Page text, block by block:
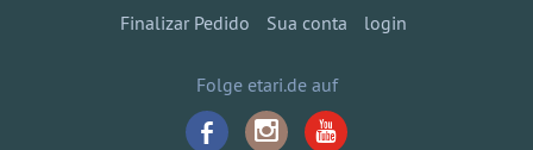
Finalizar Pedido Sua conta login
Folge etari.de auf